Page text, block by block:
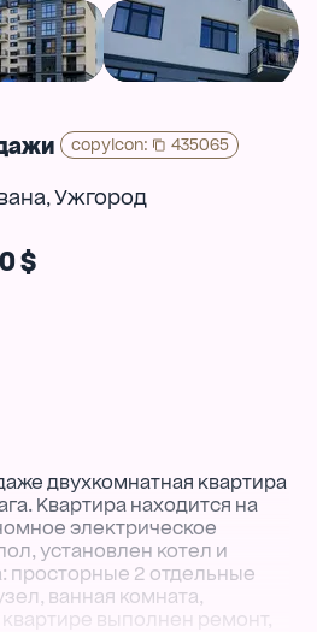
copyIcon: 435065
, Ужгород
$
двухкомнатная квартира
Квартира находится на
электрическое
установлен котел и
просторные 2 отдельные
ванная комната,
выполнен ремонт,